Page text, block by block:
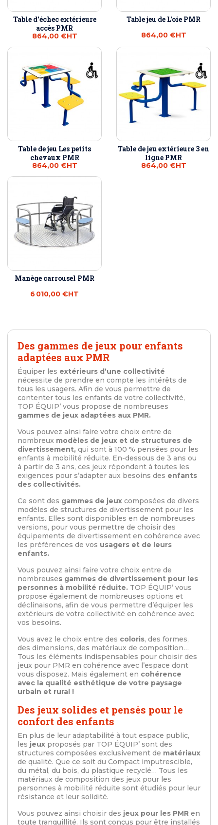
Table d'échec extérieure
accès PMR
864,00 €HT
Table jeu de L'oie PMR
864,00 €HT
Table de jeu Les petits
chevaux PMR
864,00 €HT
Table de jeu extérieure 3 en
ligne PMR
864,00 €HT
Manège carrousel PMR
6 010,00 €HT
Des gammes de jeux pour enfants
adaptées aux PMR
Équiper les extérieurs d’une collectivité
nécessite de prendre en compte les intérêts de
tous les usagers. Afin de vous permettre de
contenter tous les enfants de votre collectivité,
TOP ÉQUIP’ vous propose de nombreuses
gammes de jeux adaptées aux PMR.
Vous pouvez ainsi faire votre choix entre de
nombreux modèles de jeux et de structures de
divertissement, qui sont à 100 % pensées pour les
enfants à mobilité réduite. En-dessous de 3 ans ou
à partir de 3 ans, ces jeux répondent à toutes les
exigences pour s’adapter aux besoins des enfants
des collectivités.
Ce sont des gammes de jeux composées de divers
modèles de structures de divertissement pour les
enfants. Elles sont disponibles en de nombreuses
versions, pour vous permettre de choisir des
équipements de divertissement en cohérence avec
les préférences de vos usagers et de leurs
enfants.
Vous pouvez ainsi faire votre choix entre de
nombreuses gammes de divertissement pour les
personnes à mobilité réduite. TOP ÉQUIP’ vous
propose également de nombreuses options et
déclinaisons, afin de vous permettre d’équiper les
extérieurs de votre collectivité en cohérence avec
vos besoins.
Vous avez le choix entre des coloris, des formes,
des dimensions, des matériaux de composition…
Tous les éléments indispensables pour choisir des
jeux pour PMR en cohérence avec l’espace dont
vous disposez. Mais également en cohérence
avec la qualité esthétique de votre paysage
urbain et rural !
Des jeux solides et pensés pour le
confort des enfants
En plus de leur adaptabilité à tout espace public,
les jeux proposés par TOP ÉQUIP’ sont des
structures composées exclusivement de matériaux
de qualité. Que ce soit du Compact imputrescible,
du métal, du bois, du plastique recyclé… Tous les
matériaux de composition des jeux pour les
personnes à mobilité réduite sont étudiés pour leur
résistance et leur solidité.
Vous pouvez ainsi choisir des jeux pour les PMR en
toute tranquillité. Ils sont conçus pour être installés